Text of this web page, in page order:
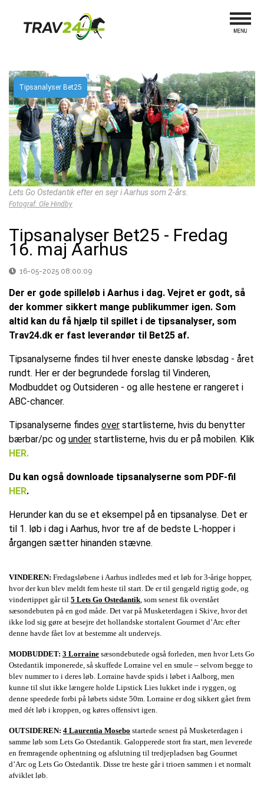
Tipsanalyser Bet25
Lets Go Ostedantik efter en sejr i Aarhus som 2-års.
Fotograf: Ole Hindby
Tipsanalyser Bet25 - Fredag
16. maj Aarhus
16-05-2025 08:00:09
Der er gode spilleløb i Aarhus i dag. Vejret er godt, så
der kommer sikkert mange publikummer igen. Som
altid kan du få hjælp til spillet i de tipsanalyser, som
Trav24.dk er fast leverandør til Bet25 af.
Tipsanalyserne findes til hver eneste danske løbsdag - året
rundt. Her er der begrundede forslag til Vinderen,
Modbuddet og Outsideren - og alle hestene er rangeret i
ABC-chancer.
Tipsanalyserne findes over startlisterne, hvis du benytter
bærbar/pc og under startlisterne, hvis du er på mobilen. Klik
HER.
Du kan også downloade tipsanalyserne som PDF-fil
HER.
Herunder kan du se et eksempel på en tipsanalyse. Det er
til 1. løb i dag i Aarhus, hvor tre af de bedste L-hopper i
årgangen sætter hinanden stævne.
VINDEREN: Fredagsløbene i Aarhus indledes med et løb for 3-årige hopper,
hvor der kun blev meldt fem heste til start. De er til gengæld rigtig gode, og
vindertippet går til 5 Lets Go Ostedantik, som senest fik overstået
sæsondebuten på en god måde. Det var på Musketerdagen i Skive, hvor det
ikke lod sig gøre at besejre det hollandske stortalent Gourmet d’Arc efter
denne havde fået lov at bestemme alt undervejs.
MODBUDDET: 3 Lorraine sæsondebutede også forleden, men hvor Lets Go
Ostedantik imponerede, så skuffede Lorraine vel en smule – selvom begge to
blev nummer to i deres løb. Lorraine havde spids i løbet i Aalborg, men
kunne til slut ikke længere holde Lipstick Lies lukket inde i ryggen, og
denne speedede forbi på løbets sidste 50m. Lorraine er dog sikkert gået frem
med dét løb i kroppen, og køres offensivt igen.
OUTSIDEREN: 4 Laurentia Mosebo startede senest på Musketerdagen i
samme løb som Lets Go Ostedantik. Galopperede stort fra start, men leverede
en fremragende ophentning og afslutning til tredjepladsen bag Gourmet
d’Arc og Lets Go Ostedantik. Disse tre heste går i trioen sammen i et normalt
afviklet løb.